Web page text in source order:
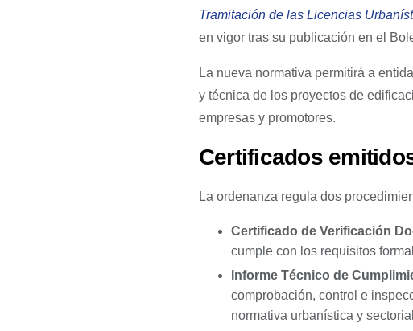
Tramitación de las Licencias
en vigor tras su publicación en el
La nueva normativa permitirá a
y técnica de los proyectos de
empresas y promotores.
Certificados
La ordenanza regula dos
Certificado de Verificación
cumple con los requisitos
Informe Técnico de
comprobación, control e
normativa urbanística y